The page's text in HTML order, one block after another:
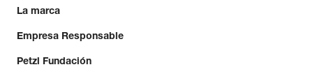
La marca
Empresa Responsable
Petzl Fundación